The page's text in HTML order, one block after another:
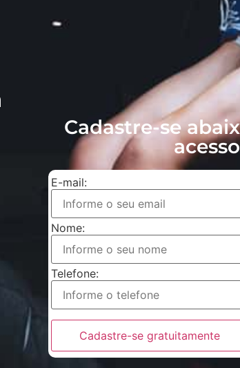
Cadastre-se
E-mail:
Nome:
Telefone:
Cadastre-se gratuitamente